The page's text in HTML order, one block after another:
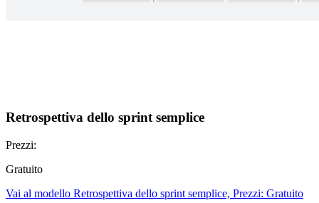
Retrospettiva dello sprint semplice
Prezzi:
Gratuito
Vai al modello Retrospettiva dello sprint semplice, Prezzi: Gratuito